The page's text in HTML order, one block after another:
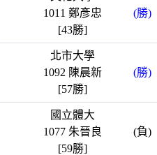
1011 鄭彥忠
[43勝]
(勝)
北市大學
1092 陳晨新
[57勝]
(勝)
國立體大
1077 朱晉良
[59勝]
(負)